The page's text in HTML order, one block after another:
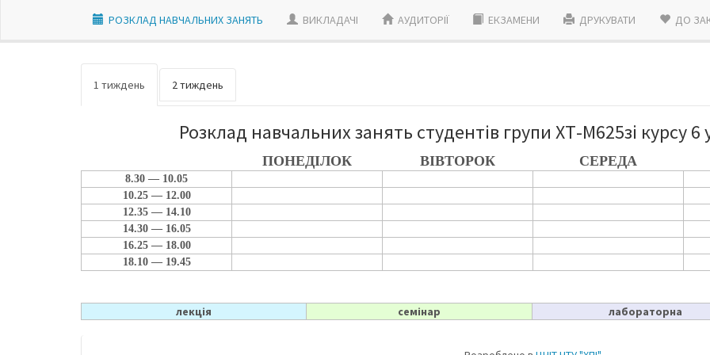
РОЗКЛАД НАВЧАЛЬНИХ ЗАНЯТЬ ВИКЛАДАЧI АУДИТОРІЇ ЕКЗАМЕНИ ДРУКУВАТИ ДО
1 тиждень 2 тиждень
Розклад навчальних занять студентів групи ХТ-М625зi курсу 6
ПОНЕДІЛОК ВІВТОРОК СЕРЕДА
8.30 — 10.05
10.25 — 12.00
12.35 — 14.10
14.30 — 16.05
16.25 — 18.00
18.10 — 19.45
лекція семінар лабораторна